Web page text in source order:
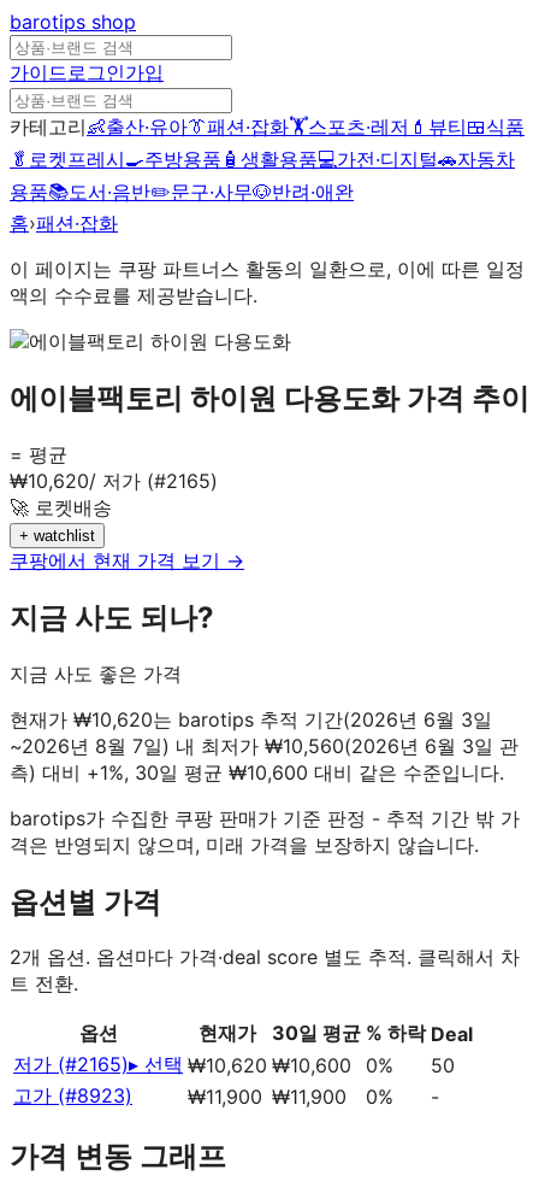
barotips shop
가이드로그인가입
카테고리👶출산·유아👔패션·잡화🏋️스포츠·레저 💄 뷰티🍱식품
🥬 로켓프레시🍳주방용품 🧴 생활용품💻가전·디지털🚗자동차
용품📚도서·음반✏️문구·사무🐶반려·애완
홈›패션·잡화
이 페이지는 쿠팡 파트너스 활동의 일환으로, 이에 따른 일정
액의 수수료를 제공받습니다.
에이블팩토리 하이원 다용도화가격 추이
= 평균
₩10,620/ 저가 (#2165)
🚀 로켓배송
+ watchlist
쿠팡에서 현재 가격 보기 →
지금 사도 되나?
지금 사도 좋은 가격
현재가 ₩10,620는 barotips 추적 기간(2026년 6월 3일
~2026년 8월 7일) 내 최저가 ₩10,560(2026년 6월 3일 관
측) 대비 +1%, 30일 평균 ₩10,600 대비 같은 수준입니다.
barotips가 수집한 쿠팡 판매가 기준 판정 - 추적 기간 밖 가
격은 반영되지 않으며, 미래 가격을 보장하지 않습니다.
옵션별 가격
2개 옵션. 옵션마다 가격·deal score 별도 추적. 클릭해서 차
트 전환.
옵션 현재가 30일 평균 % 하락 Deal
저가 (#2165)▸ 선택 ₩10,620 ₩10,600 0%
50
고가 (#8923)
₩11,900 ₩11,900 0% -
가격 변동 그래프